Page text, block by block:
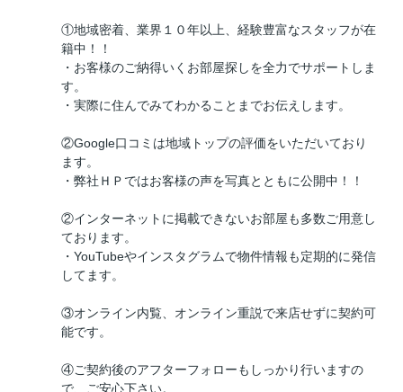
①地域密着、業界１０年以上、経験豊富なスタッフが在
籍中！！
・お客様のご納得いくお部屋探しを全力でサポートしま
す。
・実際に住んでみてわかることまでお伝えします。
②Google口コミは地域トップの評価をいただいており
ます。
・弊社ＨＰではお客様の声を写真とともに公開中！！
②インターネットに掲載できないお部屋も多数ご用意し
ております。
・YouTubeやインスタグラムで物件情報も定期的に発信
してます。
③オンライン内覧、オンライン重説で来店せずに契約可
能です。
④ご契約後のアフターフォローもしっかり行いますの
で、ご安心下さい。